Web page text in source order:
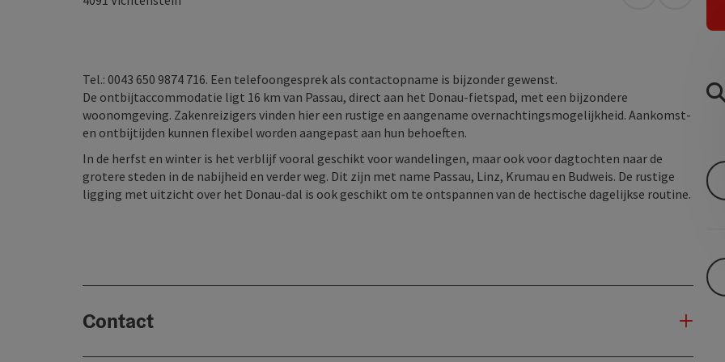
Tel.: 0043 650 9874 716. Een telefoongesprek als contactopname is bijzonder gewenst.
De ontbijtaccommodatie ligt 16 km van Passau, direct aan het Donau-fietspad, met een bijzondere
woonomgeving. Zakenreizigers vinden hier een rustige en aangename overnachtingsmogelijkheid. Aankomst-
en ontbijtijden kunnen flexibel worden aangepast aan hun behoeften.
In de herfst en winter is het verblijf vooral geschikt voor wandelingen, maar ook voor dagtochten naar de
grotere steden in de nabijheid en verder weg. Dit zijn met name Passau, Linz, Krumau en Budweis. De rustige
ligging met uitzicht over het Donau-dal is ook geschikt om te ontspannen van de hectische dagelijkse routine.
Contact